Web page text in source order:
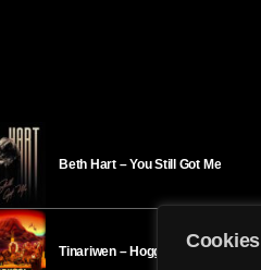
Cookies
Beth Hart – You Still Got Me
Tinariwen – Hoggar